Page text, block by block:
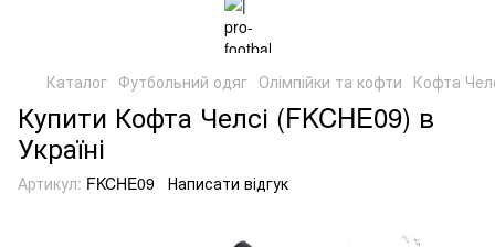
Каталог Футбольний одяг Олімпійки та кофти Кофта
Купити Кофта Челсі (FKCHE09) в
Україні
Артикул: FKCHE09 Написати відгук